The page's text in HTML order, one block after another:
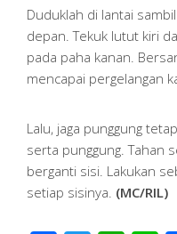
Duduklah di lantai
depan. Tekuk lutut kiri
pada paha kanan.
mencapai pergelangan
Lalu, jaga punggung
serta punggung. Tahan
berganti sisi. Lakukan
setiap sisinya. (MC/RIL)